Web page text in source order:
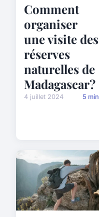
Comment
organiser
une visite des
réserves
naturelles de
Madagascar?
4 juillet 2024 5 min